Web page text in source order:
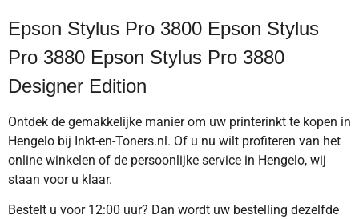
Epson Stylus Pro 3800 Epson Stylus
Pro 3880 Epson Stylus Pro 3880
Designer Edition
Ontdek de gemakkelijke manier om uw printerinkt te kopen in
Hengelo bij Inkt-en-Toners.nl. Of u nu wilt profiteren van het
online winkelen of de persoonlijke service in Hengelo, wij
staan voor u klaar.
Bestelt u voor 12:00 uur? Dan wordt uw bestelling dezelfde